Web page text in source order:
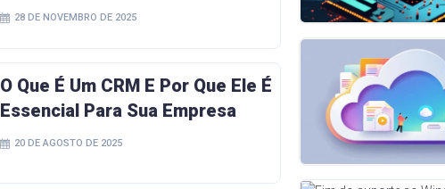
28 DE NOVEMBRO DE 2025
O Que É Um CRM E Por Que Ele É
Essencial Para Sua Empresa
20 DE AGOSTO DE 2025